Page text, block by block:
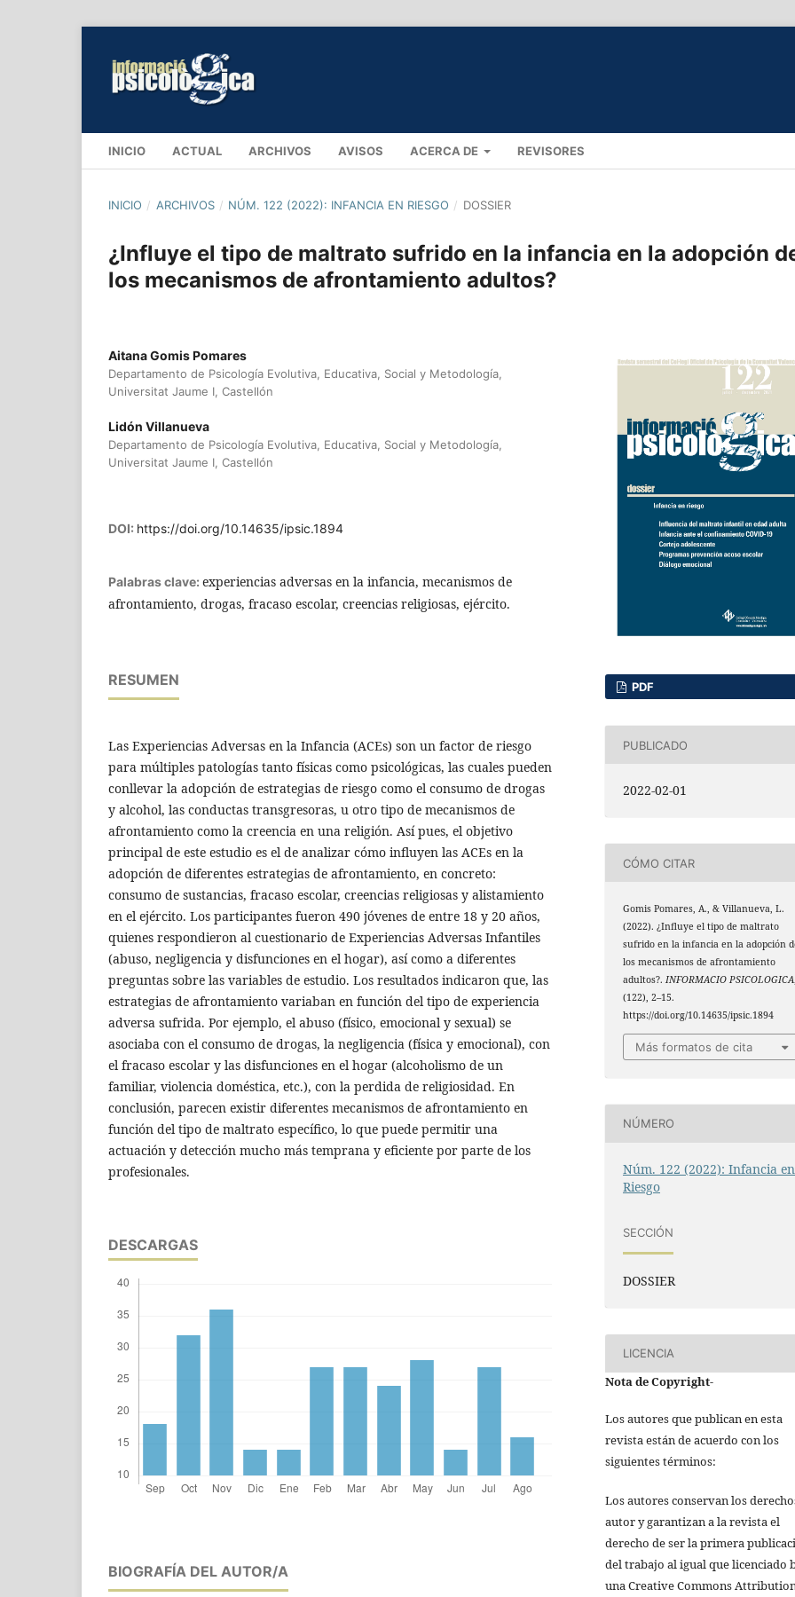
INICIO ACTUAL ARCHIVOS AVISOS ACERCA DE REVISORES
INICIO / ARCHIVOS / NÚM. 122 (2022): INFANCIA EN RIESGO / DOSSIER
¿Influye el tipo de maltrato sufrido en la infancia en la adopción
los mecanismos de afrontamiento adultos?
Aitana Gomis Pomares
Departamento de Psicología Evolutiva, Educativa, Social y Metodología,
Universitat Jaume I, Castellón
Lidón Villanueva
Departamento de Psicología Evolutiva, Educativa, Social y Metodología,
Universitat Jaume I, Castellón
DOI: https://doi.org/10.14635/ipsic.1894
Palabras clave: experiencias adversas en la infancia, mecanismos de
afrontamiento, drogas, fracaso escolar, creencias religiosas, ejército.
RESUMEN
Las Experiencias Adversas en la Infancia (ACEs) son un factor de riesgo
para múltiples patologías tanto físicas como psicológicas, las cuales pueden
conllevar la adopción de estrategias de riesgo como el consumo de drogas
y alcohol, las conductas transgresoras, u otro tipo de mecanismos de
afrontamiento como la creencia en una religión. Así pues, el objetivo
principal de este estudio es el de analizar cómo influyen las ACEs en la
adopción de diferentes estrategias de afrontamiento, en concreto:
consumo de sustancias, fracaso escolar, creencias religiosas y alistamiento
en el ejército. Los participantes fueron 490 jóvenes de entre 18 y 20 años,
quienes respondieron al cuestionario de Experiencias Adversas Infantiles
(abuso, negligencia y disfunciones en el hogar), así como a diferentes
preguntas sobre las variables de estudio. Los resultados indicaron que, las
estrategias de afrontamiento variaban en función del tipo de experiencia
adversa sufrida. Por ejemplo, el abuso (físico, emocional y sexual) se
asociaba con el consumo de drogas, la negligencia (física y emocional), con
el fracaso escolar y las disfunciones en el hogar (alcoholismo de un
familiar, violencia doméstica, etc.), con la perdida de religiosidad. En
conclusión, parecen existir diferentes mecanismos de afrontamiento en
función del tipo de maltrato específico, lo que puede permitir una
actuación y detección mucho más temprana y eficiente por parte de los
profesionales.
DESCARGAS
BIOGRAFÍA DEL AUTOR/A
PDF
PUBLICADO
2022-02-01
CÓMO CITAR
Gomis Pomares, A., & Villanueva, L.
(2022). ¿Influye el tipo de maltrato
sufrido en la infancia en la adopción
los mecanismos de afrontamiento
adultos?.INFORMACIO PSICOLOGICA,
(122), 2–15.
https://doi.org/10.14635/ipsic.1894
Más formatos de cita
NÚMERO
Núm. 122 (2022): Infancia en
Riesgo
SECCIÓN
DOSSIER
LICENCIA
Nota de Copyright-
Los autores que publican en esta
revista están de acuerdo con los
siguientes términos:
Los autores conservan los
autor y garantizan a la revista el
derecho de ser la primera
del trabajo al igual que licenciado
una Creative Commons